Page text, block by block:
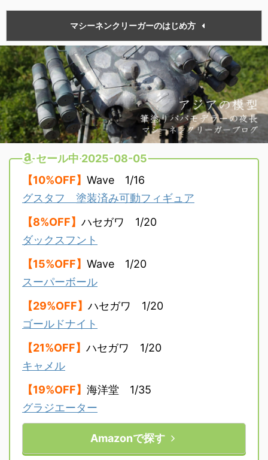
マシーネンクリーガーのはじめ方
セール中 2025-08-05
【10%OFF】 Wave 1/16
グスタフ 塗装済み可動フィギュア
【8%OFF】 ハセガワ 1/20
ダックスフント
【15%OFF】 Wave 1/20
スーパーボール
【29%OFF】 ハセガワ 1/20
ゴールドナイト
【21%OFF】 ハセガワ 1/20
キャメル
【19%OFF】 海洋堂 1/35
グラジエーター
Amazonで探す